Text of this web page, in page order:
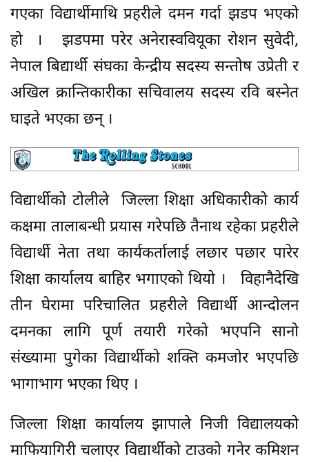
गएका विद्यार्थीमाथि प्रहरीले दमन गर्दा झडप भएको
हो । झडपमा परेर अनेरास्ववियूका रोशन सुवेदी,
नेपाल बिद्यार्थी संघका केन्द्रीय सदस्य सन्तोष उप्रेती र
अखिल क्रान्तिकारीका सचिवालय सदस्य रवि बस्नेत
घाइते भएका छन् ।
विद्यार्थीको टोलीले जिल्ला शिक्षा अधिकारीको कार्य
कक्षमा तालाबन्धी प्रयास गरेपछि तैनाथ रहेका प्रहरीले
विद्यार्थी नेता तथा कार्यकर्तालाई लछार पछार पारेर
शिक्षा कार्यालय बाहिर भगाएको थियो । विहानैदेखि
तीन घेरामा परिचालित प्रहरीले विद्यार्थी आन्दोलन
दमनका लागि पूर्ण तयारी गरेको भएपनि सानो
संख्यामा पुगेका विद्यार्थीको शक्ति कमजोर भएपछि
भागाभाग भएका थिए ।
जिल्ला शिक्षा कार्यालय झापाले निजी विद्यालयको
माफियागिरी चलाएर विद्यार्थीको टाउको गनेर कमिशन